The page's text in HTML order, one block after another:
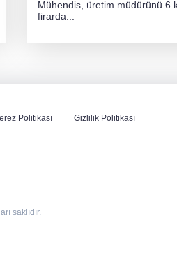
Mühendis, üretim müdürünü 6
firarda...
Politikası Gizlilik Politikası
saklıdır.